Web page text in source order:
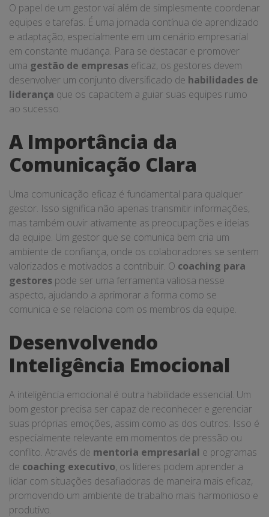
O papel de um gestor vai além de simplesmente coordenar
equipes e tarefas. É uma jornada contínua de aprendizado
e adaptação, especialmente em um cenário empresarial
em constante mudança. Para se destacar e promover
uma gestão de empresas eficaz, os gestores devem
desenvolver um conjunto diversificado de habilidades de
liderança que os capacitem a guiar suas equipes rumo
ao sucesso.
A Importância da
Comunicação Clara
Uma comunicação eficaz é fundamental para qualquer
gestor. Isso significa não apenas transmitir informações,
mas também ouvir ativamente as preocupações e ideias
da equipe. Um gestor que se comunica bem cria um
ambiente de confiança, onde os colaboradores se sentem
valorizados e motivados a contribuir. O coaching para
gestores pode ser uma ferramenta valiosa nesse
aspecto, ajudando a aprimorar a forma como se
comunica e se relaciona com os membros da equipe.
Desenvolvendo
Inteligência Emocional
A inteligência emocional é outra habilidade essencial. Um
bom gestor precisa ser capaz de reconhecer e gerenciar
suas próprias emoções, assim como as dos outros. Isso é
especialmente relevante em momentos de pressão ou
conflito. Através de mentoria empresarial e programas
de coaching executivo, os líderes podem aprender a
lidar com situações desafiadoras de maneira mais eficaz,
promovendo um ambiente de trabalho mais harmonioso e
produtivo.